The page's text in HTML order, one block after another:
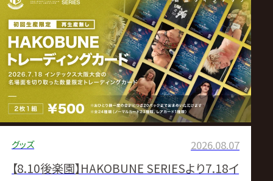
グッズ 2026.08.07
【8.10後楽園】HAKOBUNE SERIESより7.18イ